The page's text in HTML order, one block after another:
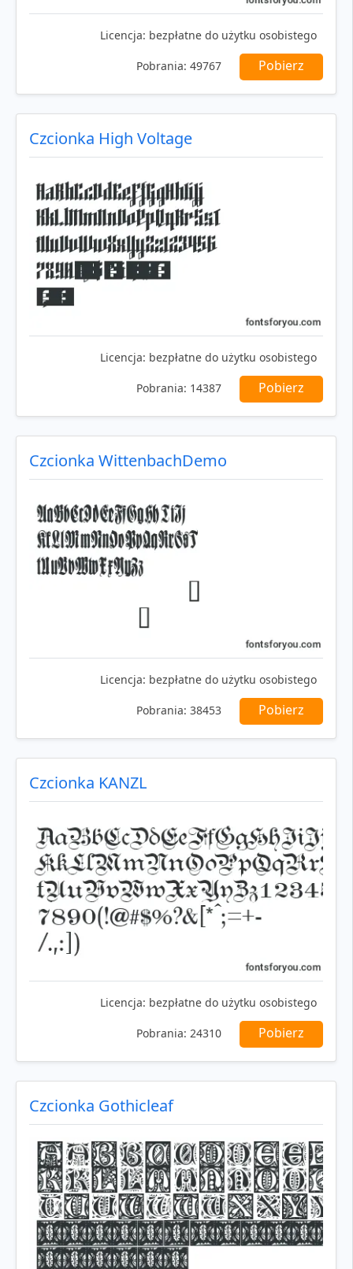
Licencja: bezpłatne do użytku osobistego
Pobrania: 49767 Pobierz
Czcionka High Voltage
Licencja: bezpłatne do użytku osobistego
Pobrania: 14387 Pobierz
Czcionka WittenbachDemo
Licencja: bezpłatne do użytku osobistego
Pobrania: 38453 Pobierz
Czcionka KANZL
Licencja: bezpłatne do użytku osobistego
Pobrania: 24310 Pobierz
Czcionka Gothicleaf